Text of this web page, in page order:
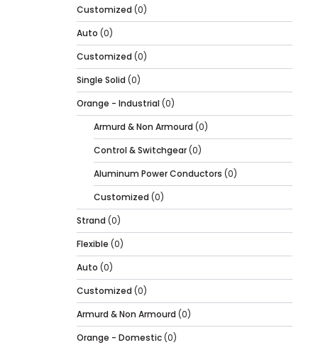
Customized (0)
Auto (0)
Customized (0)
Single Solid (0)
Orange - Industrial(0)
Armurd & Non Armourd (0)
Control & Switchgear(0)
Aluminum Power Conductors (0)
Customized (0)
Strand (0)
Flexible (0)
Auto (0)
Customized (0)
Armurd & Non Armourd (0)
Orange - Domestic(0)